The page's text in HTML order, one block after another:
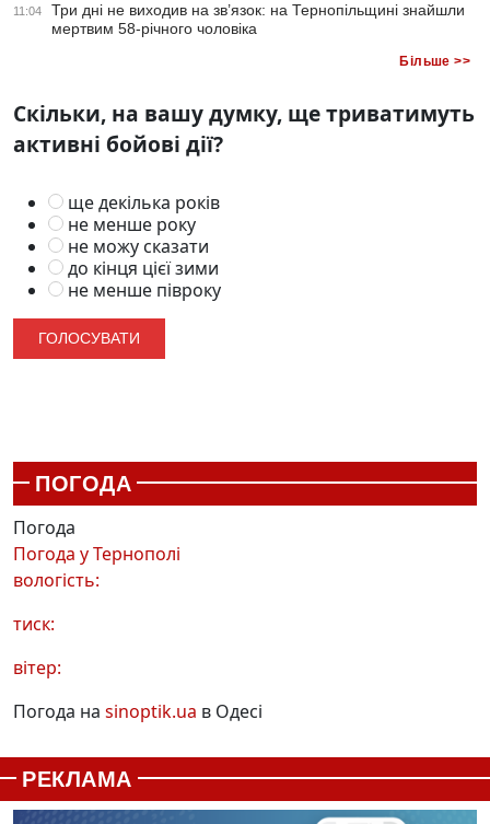
11:04
Три дні не виходив на зв’язок: на Тернопільщині знайшли
мертвим 58-річного чоловіка
Більше >>
Скільки, на вашу думку, ще триватимуть
активні бойові дії?
ще декілька років
не менше року
не можу сказати
до кінця цієї зими
не менше півроку
ПОГОДА
Погода
Погода уТернополі
вологість:
тиск:
вітер:
Погода на sinoptik.ua в Одесі
РЕКЛАМА